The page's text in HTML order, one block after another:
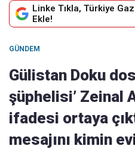
Linke Tıkla, Türkiye
Ekle!
GÜNDEM
Gülistan Doku
şüphelisi’ Zeinal
ifadesi ortaya
mesajını kimin